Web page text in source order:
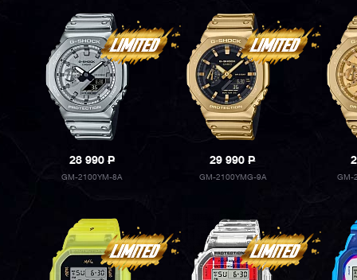
28 990P
GM-2100YM-8A
29 990P
GM-2100YMG-9A GM-